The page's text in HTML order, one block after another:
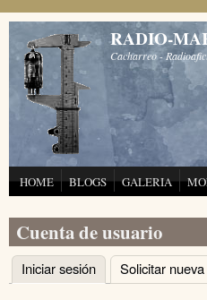
Pasar al contenido principal
RADIO-
Cacharreo -
HOME BLOGS GALERIA
Cuenta de usuario
Solapas principales
Iniciar sesión (solapa activa)
Solicitar